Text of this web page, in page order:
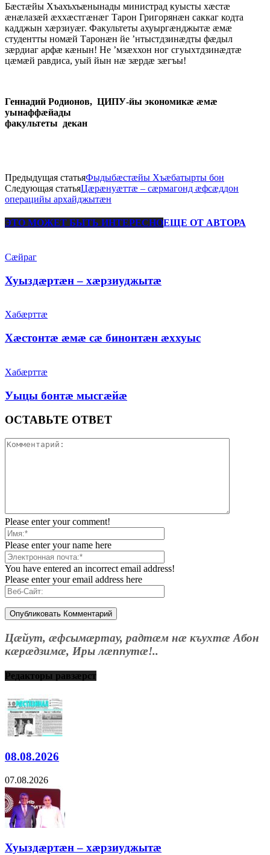
Бæстæйы Хъахъхъæнынады министрад куысты хæстæ
æнæлазæй æххæстгæнæг Тарон Григорянæн саккаг кодта
кадджын хæрзиуæг. Факультеты ахуыргæнджытæ æмæ
студентты номæй Таронæн йе ’нтыстдзинæдты фæдыл
зæрдиаг арфæ кæнын! Не ’мзæххон ног сгуыхтдзинæдтæ
цæмæй равдиса, уый йын нæ зæрдæ зæгъы!
Геннадий Родионов, ЦИПУ-йы экономикæ æмæ
уынаффæйады
факультеты декан
Предыдущая статьяФыдыбæстæйы Хъæбатырты бон
Следующая статьяЦæрæнуæттæ – сæрмагонд æфсæддон
операцийы архайджытæн
ЭТО МОЖЕТ БЫТЬ ИНТЕРЕСНОЕЩЕ ОТ АВТОРА
Сæйраг
Хуыздæртæн – хæрзиуджытæ
Хабæрттæ
Хæстонтæ æмæ сæ бинонтæн æххуыс
Хабæрттæ
Уыцы бонтæ мысгæйæ
ОСТАВЬТЕ ОТВЕТ
Please enter your comment!
Please enter your name here
You have entered an incorrect email address!
Please enter your email address here
Цæйут, æфсымæртау, радтæм нæ къухтæ Абон
кæрæдзимæ, Иры лæппутæ!..
Редакторы равзæрст
08.08.2026
07.08.2026
Хуыздæртæн – хæрзиуджытæ